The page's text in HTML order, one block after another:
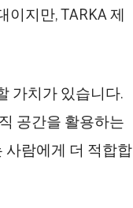
이지만, TARKA 제
가치가 있습니다.
공간을 활용하는
사람에게 더 적합합